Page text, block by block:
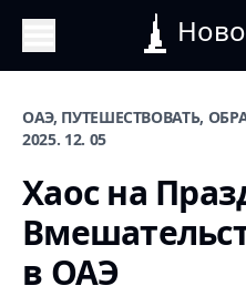
ОАЭ, ПУТЕШЕСТВОВАТЬ,
2025. 12. 05
Хаос на
в ОАЭ